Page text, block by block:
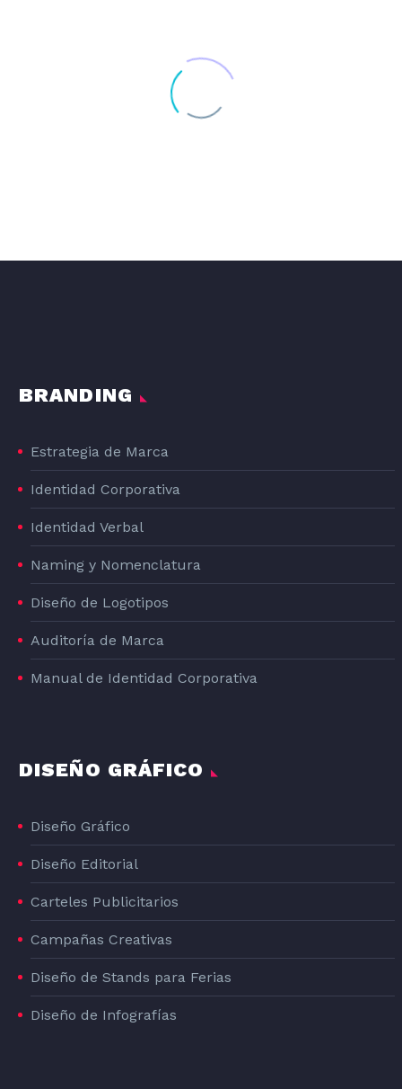
BRANDING
Estrategia de Marca
Identidad Corporativa
Identidad Verbal
Naming y Nomenclatura
Diseño de Logotipos
Auditoría de Marca
Manual de Identidad Corporativa
DISEÑO GRÁFICO
Diseño Gráfico
Diseño Editorial
Carteles Publicitarios
Campañas Creativas
Diseño de Stands para Ferias
Diseño de Infografías